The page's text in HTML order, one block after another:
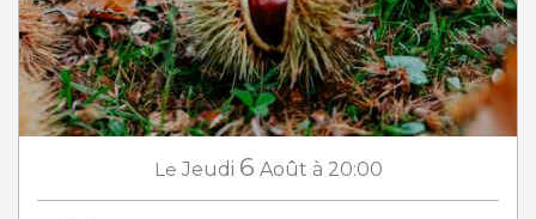
Le Jeudi 6 Août à 20:00